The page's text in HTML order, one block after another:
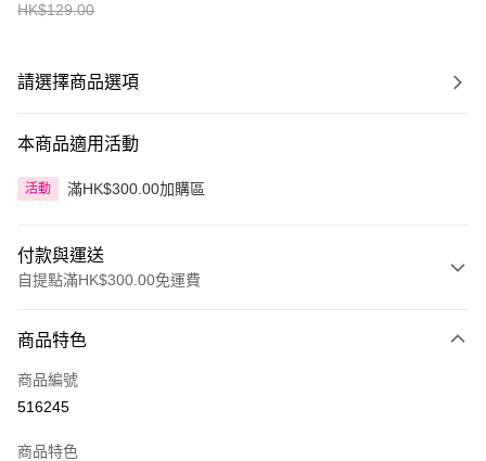
HK$129.00
請選擇商品選項
本商品適用活動
活動 滿HK$300.00加購區
付款與運送
自提點滿HK$300.00免運費
信用卡
Apple Pay
商品特色
商品編號
516245
商品特色